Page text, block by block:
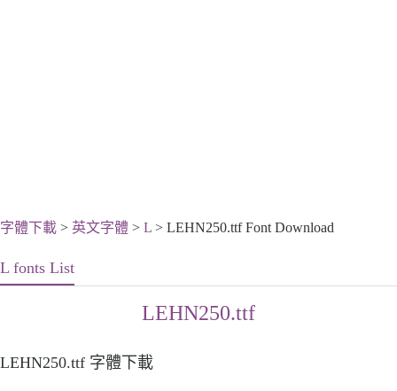
字體下載 > 英文字體 > L > LEHN250.ttf Font Download
L fonts List
LEHN250.ttf
LEHN250.ttf 字體下載